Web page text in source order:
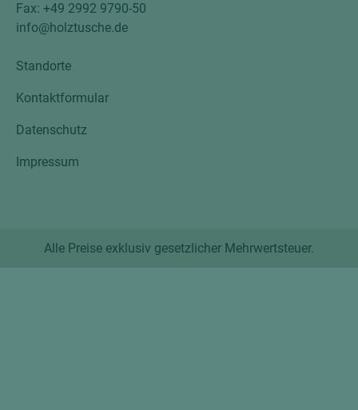
Fax: +49 2992 9790-50
info@holztusche.de
Standorte
Kontaktformular
Datenschutz
Impressum
Alle Preise exklusiv gesetzlicher Mehrwertsteuer.